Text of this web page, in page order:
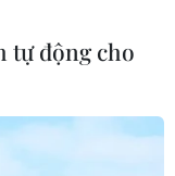
tự động cho